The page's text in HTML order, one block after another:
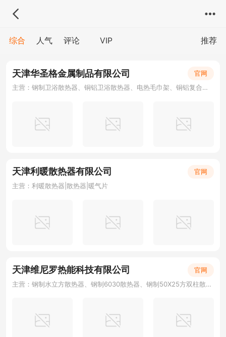
推荐
综合 人气 评论 VIP
天津华圣格金属制品有限公司
官网
主营：钢制卫浴散热器、铜铝卫浴散热器、电热毛巾架、铜铝复合暖气片、钢铝复合暖气片
天津利暖散热器有限公司
官网
主营：利暖散热器|散热器|暖气片
天津维尼罗热能科技有限公司
官网
主营：钢制水立方散热器、钢制6030散热器、钢制50X25方双柱散热器 、钢三柱散热器